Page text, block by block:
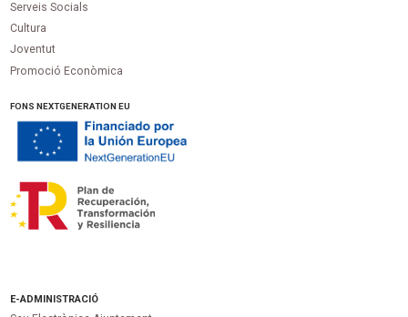
Serveis Socials
Cultura
Joventut
Promoció Econòmica
FONS NEXTGENERATION EU
E-ADMINISTRACIÓ